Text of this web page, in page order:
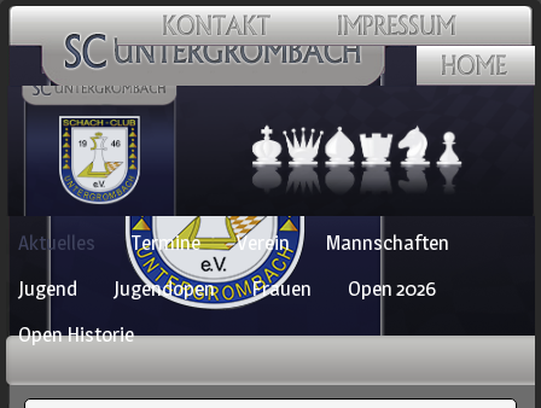
Navigation
überspringen
Aktuelles Termine Verein
Mannschaften
Jugend
Jugendopen Frauen
Open 2026
Open Historie